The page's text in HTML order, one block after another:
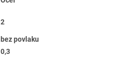
2
bez povlaku
0,3